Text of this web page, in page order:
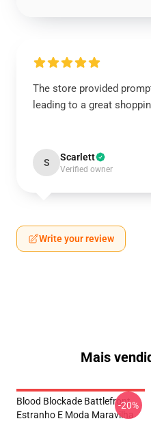
The store provided
leading to a great
S Scarlett
Verified owner
Write your review
Mais
Blood Blockade Battlefront
Estranho E Moda Maravilha
-20%